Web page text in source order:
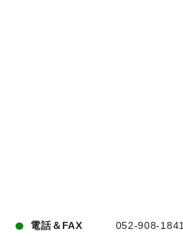
電話＆FAX
052-908-1841